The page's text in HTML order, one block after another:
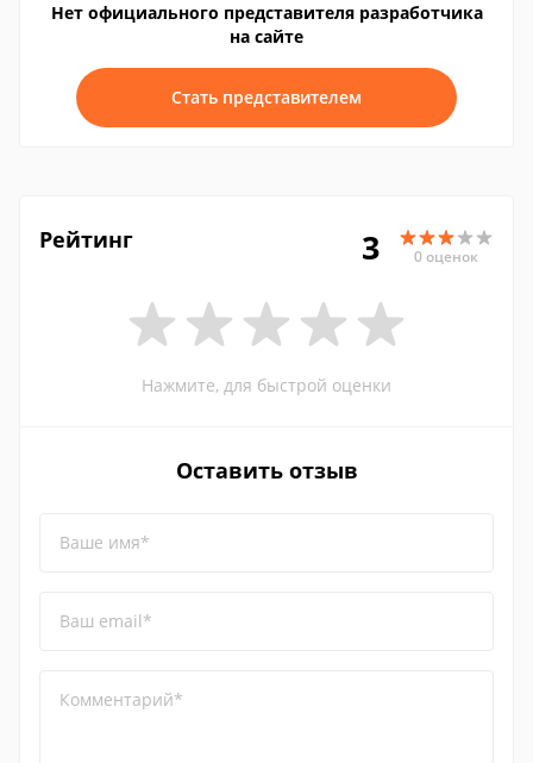
Нет официального представителя разработчика
на сайте
Стать представителем
Рейтинг 3 0 оценок
Нажмите, для быстрой оценки
Оставить отзыв
Ваше имя*
Ваш email*
Комментарий*